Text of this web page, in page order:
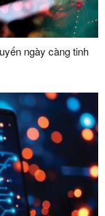
ngày càng tinh